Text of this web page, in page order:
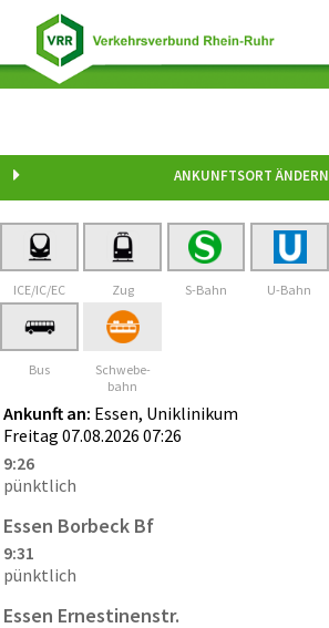
ANKUNFTSORT ÄNDERN
ICE/IC/EC Zug S-Bahn U-Bahn
Bus
Schwebe-
bahn
Ankunft an: Essen, Uniklinikum
Freitag 07.08.2026 07:26
9:26
pünktlich
Essen Borbeck Bf
9:31
pünktlich
Essen Ernestinenstr.